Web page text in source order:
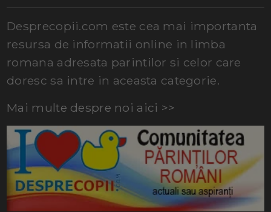
Desprecopii.com este cea mai importanta
resursa de informatii online in limba
romana adresata parintilor si celor care
doresc sa intre in aceasta categorie.
Mai multe despre noi aici >>